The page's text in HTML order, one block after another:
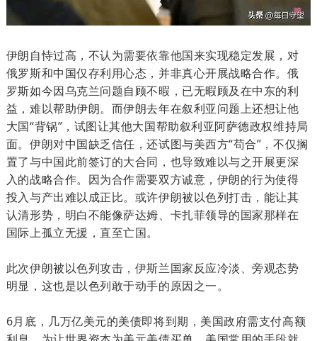
伊朗自恃过高，不认为需要依靠他国来实现稳定发展，对
俄罗斯和中国仅存利用心态，并非真心开展战略合作。俄
罗斯如今因乌克兰问题自顾不暇，已无暇顾及在中东的利
益，难以帮助伊朗。而伊朗去年在叙利亚问题上还想让他
大国“背锅”，试图让其他大国帮助叙利亚阿萨德政权维持局
面。伊朗对中国缺乏信任，还试图与美西方“苟合”，不仅搁
置了与中国此前签订的大合同，也导致难以与之开展更深
入的战略合作。因为合作需要双方诚意，伊朗的行为使得
投入与产出难以成正比。或许伊朗被以色列打击，能让其
认清形势，明白不能像萨达姆、卡扎菲领导的国家那样在
国际上孤立无援，直至亡国。
此次伊朗被以色列攻击，伊斯兰国家反应冷淡、旁观态势
明显，这也是以色列敢于动手的原因之一。
6月底，几万亿美元的美债即将到期，美国政府需支付高额